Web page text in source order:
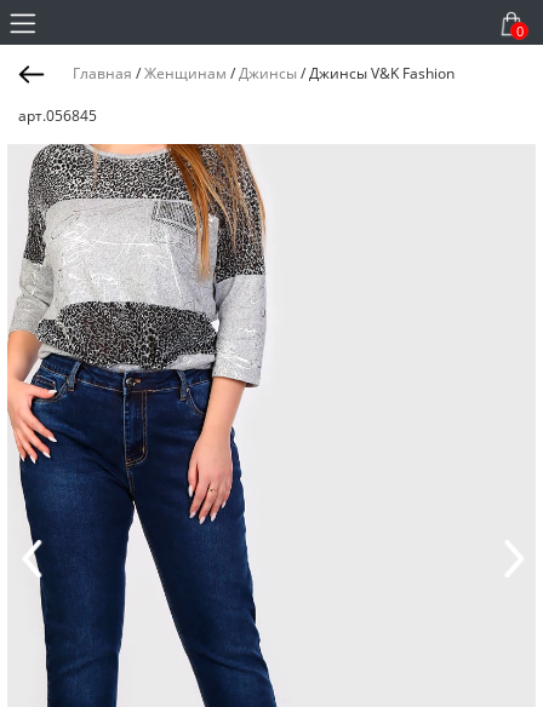
0
Главная /Женщинам /Джинсы/Джинсы V&K Fashion
арт.056845